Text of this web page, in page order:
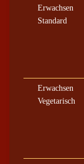
Erwachsen
Standard
Erwachsen
Vegetarisch